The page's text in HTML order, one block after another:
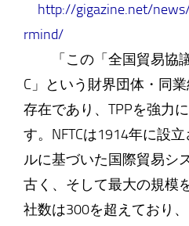
http://gigazine.net/
rmind/
「この「全国貿易協議
C」という財界団体・同
存在であり、TPPを強力
す。NFTCは1914年に設
ルに基づいた国際貿易シ
古く、そして最大の規模
社数は300を超えており